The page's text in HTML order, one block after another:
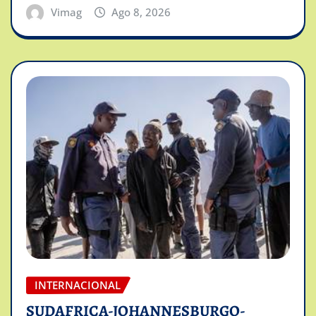
Vimag Ago 8, 2026
INTERNACIONAL
SUDAFRICA-JOHANNESBURGO-